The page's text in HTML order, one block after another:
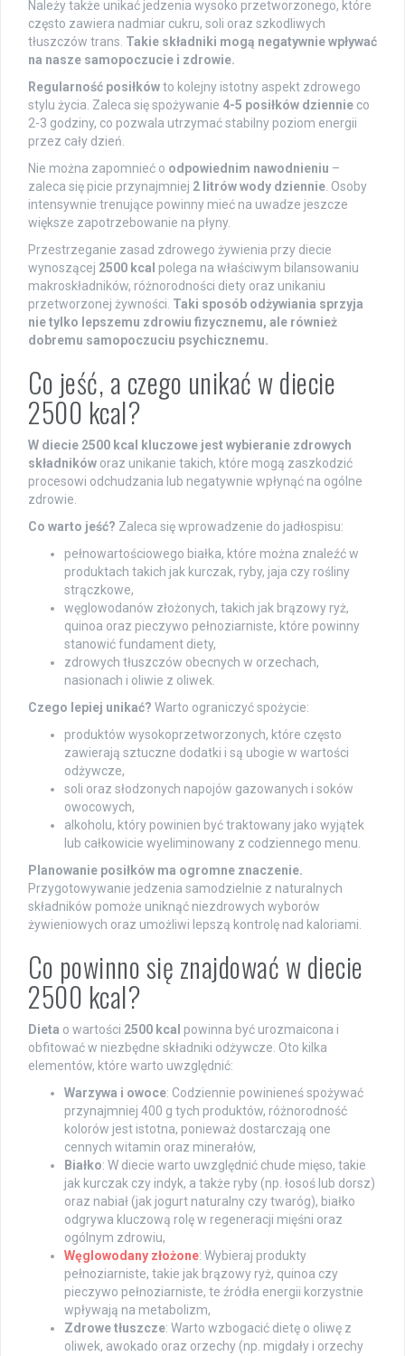
Należy także unikać jedzenia wysoko przetworzonego, które
często zawiera nadmiar cukru, soli oraz szkodliwych
tłuszczów trans. Takie składniki mogą negatywnie wpływać
na nasze samopoczucie i zdrowie.
Regularność posiłkówto kolejny istotny aspekt zdrowego
stylu życia. Zaleca się spożywanie 4-5 posiłków dziennie co
2-3 godziny, co pozwala utrzymać stabilny poziom energii
przez cały dzień.
Nie można zapomnieć o odpowiednim nawodnieniu –
zaleca się picie przynajmniej 2 litrów wody dziennie. Osoby
intensywnie trenujące powinny mieć na uwadze jeszcze
większe zapotrzebowanie na płyny.
Przestrzeganie zasad zdrowego żywienia przy diecie
wynoszącej 2500 kcal polega na właściwym bilansowaniu
makroskładników, różnorodności diety oraz unikaniu
przetworzonej żywności. Taki sposób odżywiania sprzyja
nie tylko lepszemu zdrowiu fizycznemu, ale również
dobremu samopoczuciu psychicznemu.
Co jeść, a czego unikać w diecie
2500 kcal?
W diecie 2500 kcal kluczowe jest wybieranie zdrowych
składników oraz unikanie takich, które mogą zaszkodzić
procesowi odchudzania lub negatywnie wpłynąć na ogólne
zdrowie.
Co warto jeść? Zaleca się wprowadzenie do jadłospisu:
pełnowartościowego białka, które można znaleźć w
produktach takich jak kurczak, ryby, jaja czy rośliny
strączkowe,
węglowodanów złożonych, takich jak brązowy ryż,
quinoa oraz pieczywo pełnoziarniste, które powinny
stanowić fundament diety,
zdrowych tłuszczów obecnych w orzechach,
nasionach i oliwie z oliwek.
Czego lepiej unikać? Warto ograniczyć spożycie:
produktów wysokoprzetworzonych, które często
zawierają sztuczne dodatki i są ubogie w wartości
odżywcze,
soli oraz słodzonych napojów gazowanych i soków
owocowych,
alkoholu, który powinien być traktowany jako wyjątek
lub całkowicie wyeliminowany z codziennego menu.
Planowanie posiłków ma ogromne znaczenie.
Przygotowywanie jedzenia samodzielnie z naturalnych
składników pomoże uniknąć niezdrowych wyborów
żywieniowych oraz umożliwi lepszą kontrolę nad kaloriami.
Co powinno się znajdować w diecie
2500 kcal?
Dieta o wartości 2500 kcal powinna być urozmaicona i
obfitować w niezbędne składniki odżywcze. Oto kilka
elementów, które warto uwzględnić:
Warzywa i owoce: Codziennie powinieneś spożywać
przynajmniej 400 g tych produktów, różnorodność
kolorów jest istotna, ponieważ dostarczają one
cennych witamin oraz minerałów,
Białko: W diecie warto uwzględnić chude mięso, takie
jak kurczak czy indyk, a także ryby (np. łosoś lub dorsz)
oraz nabiał (jak jogurt naturalny czy twaróg), białko
odgrywa kluczową rolę w regeneracji mięśni oraz
ogólnym zdrowiu,
Węglowodany złożone: Wybieraj produkty
pełnoziarniste, takie jak brązowy ryż, quinoa czy
pieczywo pełnoziarniste, te źródła energii korzystnie
wpływają na metabolizm,
Zdrowe tłuszcze: Warto wzbogacić dietę o oliwę z
oliwek, awokado oraz orzechy (np. migdały i orzechy